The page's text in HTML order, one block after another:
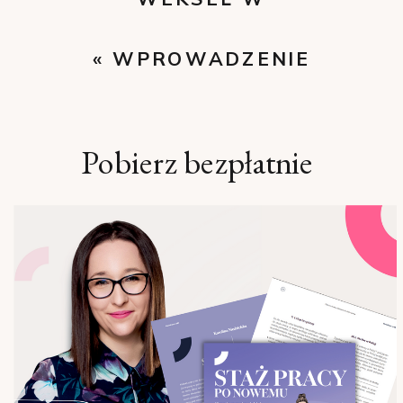
»
« WPROWADZENIE
Pobierz bezpłatnie